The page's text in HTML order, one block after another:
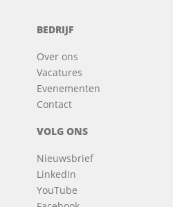
BEDRIJF
Over ons
Vacatures
Evenementen
Contact
VOLG ONS
Nieuwsbrief
LinkedIn
YouTube